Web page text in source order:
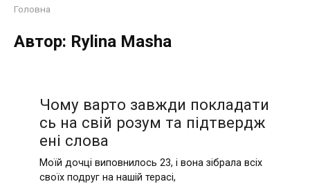
Головна
Автор: Rylina Masha
Чому варто завжди покладати
сь на свій розум та підтвердж
ені слова
Моїй дочці виповнилось 23, і вона зібрала всіх
своїх подруг на нашій терасі,